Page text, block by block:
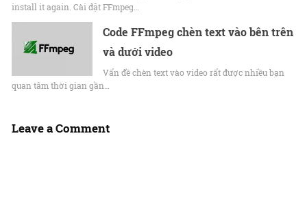
install it again. Cài đặt FFmpeg…
Code FFmpeg chèn text vào bên trên
và dưới video
Vấn đề chèn text vào video rất được nhiều bạn
quan tâm thời gian gần…
Leave a Comment